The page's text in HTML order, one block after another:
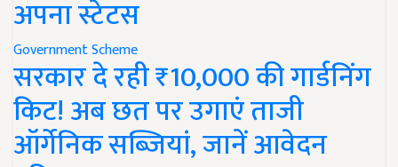
अपना स्टेटस
Government Scheme
सरकार दे रही ₹10,000 की गार्डनिंग
किट! अब छत पर उगाएं ताजी
ऑर्गेनिक सब्जियां, जानें आवेदन